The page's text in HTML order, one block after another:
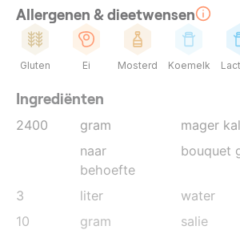
Allergenen & dieetwensen
Gluten Ei Mosterd Koemelk
Ingrediënten
2400 gram
mager
naar
behoefte
bouquet
3 liter
water
10
gram
salie